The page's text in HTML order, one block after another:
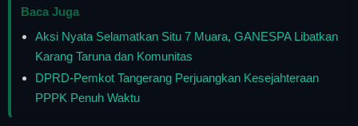
Baca Juga
Aksi Nyata Selamatkan Situ 7 Muara, GANESPA Libatkan
Karang Taruna dan Komunitas
DPRD-Pemkot Tangerang Perjuangkan Kesejahteraan
PPPK Penuh Waktu